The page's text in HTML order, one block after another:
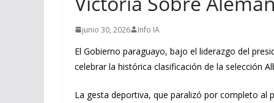
junio 30, 2026 Info IA
El Gobierno paraguayo, bajo el liderazgo del
celebrar la histórica clasificación de la selección
La gesta deportiva, que paralizó por completo al